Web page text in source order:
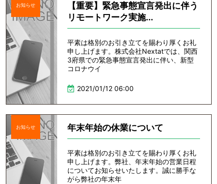
お知らせ
【重要】緊急事態宣言発出に伴う
リモートワーク実施...
平素は格別のお引き立てを賜わり厚くお礼
申し上げます。株式会社Nextatでは、関西
3府県での緊急事態宣言発出に伴い、新型
コロナウイ
2021/01/12 06:00
お知らせ 年末年始の休業について
平素は格別のお引き立てを賜わり厚くお礼
申し上げます。弊社、年末年始の営業日程
についてお知らせいたします。誠に勝手な
がら弊社の年末年